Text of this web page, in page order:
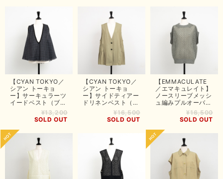
【CYAN TOKYO／
シアン トーキョ
ー】サーキュラーツ
イードベスト（ブラ
¥13,200
SOLD OUT
【CYAN TOKYO／
シアン トーキョ
ー】サイドティアー
ドリネンベスト（グ
レージュ）¥16,500
SOLD OUT
【EMMACULATE
／エマキュレイト】
ノースリーブメッシ
ュ編みプルオーバー
（グレー）¥16,500
SOLD OUT